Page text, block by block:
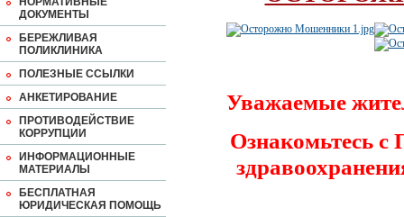
ДОКУМЕНТЫ
БЕРЕЖЛИВАЯ
ПОЛИКЛИНИКА
ПОЛЕЗНЫЕ ССЫЛКИ
АНКЕТИРОВАНИЕ
ПРОТИВОДЕЙСТВИЕ
КОРРУПЦИИ
ИНФОРМАЦИОННЫЕ
МАТЕРИАЛЫ
БЕСПЛАТНАЯ
ЮРИДИЧЕСКАЯ ПОМОЩЬ
Уважаемые
Ознакомьтесь